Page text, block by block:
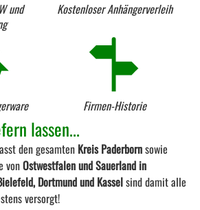
und
Kostenloser Anhängerverleih
Firmen-Historie
lassen...
den gesamten Kreis Paderbornsowie
vonOstwestfalen und Sauerland in
Dortmund und Kasselsind damit alle
versorgt!